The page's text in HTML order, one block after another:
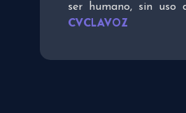
ser humano, sin uso
CVCLAVOZ